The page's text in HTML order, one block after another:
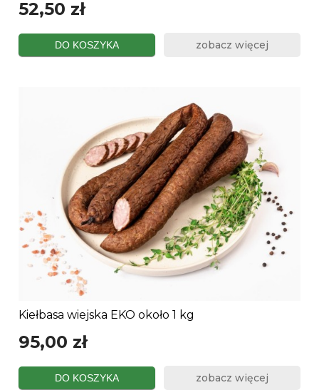
52,50 zł
DO KOSZYKA zobacz więcej
Kiełbasa wiejska EKO około 1 kg
95,00 zł
DO KOSZYKA zobacz więcej